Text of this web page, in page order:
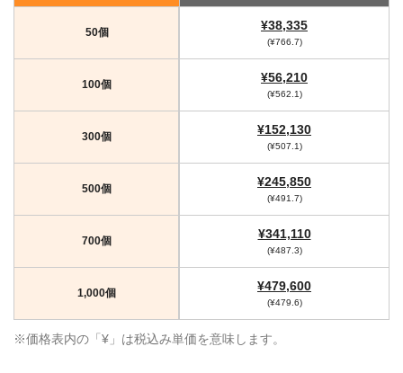
50個 ¥38,335
(¥766.7)
100個 ¥56,210
(¥562.1)
300個 ¥152,130
(¥507.1)
500個 ¥245,850
(¥491.7)
700個 ¥341,110
(¥487.3)
1,000個 ¥479,600
(¥479.6)
※価格表内の「¥」は税込み単価を意味します。